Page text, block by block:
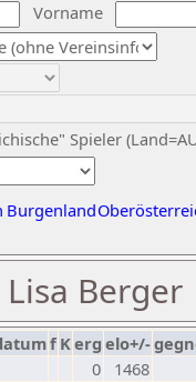
Vorname
Spieler
Burgenland
Berger
f Kerg elo+/-
0
1468